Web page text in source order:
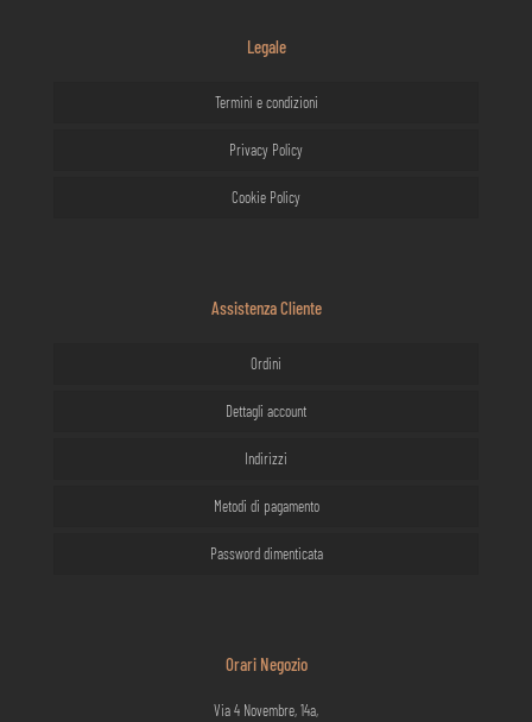
Legale
Termini e condizioni
Privacy Policy
Cookie Policy
Assistenza Cliente
Ordini
Dettagli account
Indirizzi
Metodi di pagamento
Password dimenticata
Orari Negozio
Via 4 Novembre, 14a,